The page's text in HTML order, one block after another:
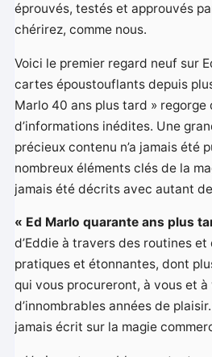
éprouvés, testés et approuvés
chérirez, comme nous.
Voici le premier regard neuf sur
cartes époustouflants depuis
Marlo 40 ans plus tard » regorge
d’informations inédites. Une
précieux contenu n’a jamais été
nombreux éléments clés de la
jamais été décrits avec autant
« Ed Marlo quarante ans plus
d’Eddie à travers des routines
pratiques et étonnantes, dont
qui vous procureront, à vous et
d’innombrables années de
jamais écrit sur la magie